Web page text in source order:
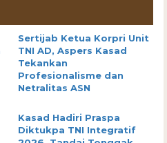
Sertijab Ketua Korpri Unit
TNI AD, Aspers Kasad
Tekankan
Profesionalisme dan
Netralitas ASN
Kasad Hadiri Praspa
Diktukpa TNI Integratif